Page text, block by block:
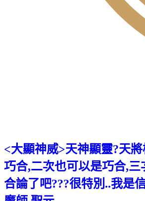
<大顯神威>天神顯靈?天
巧合,二次也可以是巧合,三
合論了吧???很特別..我是